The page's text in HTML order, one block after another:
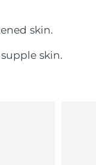
skin.
skin.
дата доставки
8/15/26
дата доставки